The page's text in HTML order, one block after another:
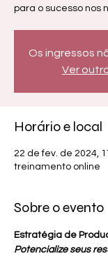
para o sucesso nos
Os ingressos
Ver
Horário e local
22 de fev. de 2024,
treinamento online
Sobre o evento
Estratégia de
Potencialize seus